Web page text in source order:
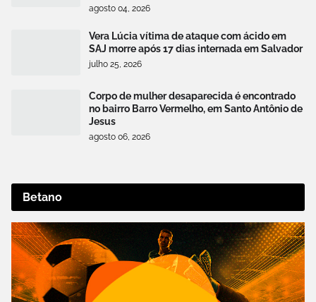
agosto 04, 2026
Vera Lúcia vítima de ataque com ácido em
SAJ morre após 17 dias internada em Salvador
julho 25, 2026
Corpo de mulher desaparecida é encontrado
no bairro Barro Vermelho, em Santo Antônio de
Jesus
agosto 06, 2026
Betano